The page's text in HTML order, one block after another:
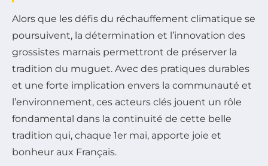
Alors que les défis du réchauffement climatique se
poursuivent, la détermination et l’innovation des
grossistes marnais permettront de préserver la
tradition du muguet. Avec des pratiques durables
et une forte implication envers la communauté et
l’environnement, ces acteurs clés jouent un rôle
fondamental dans la continuité de cette belle
tradition qui, chaque 1er mai, apporte joie et
bonheur aux Français.